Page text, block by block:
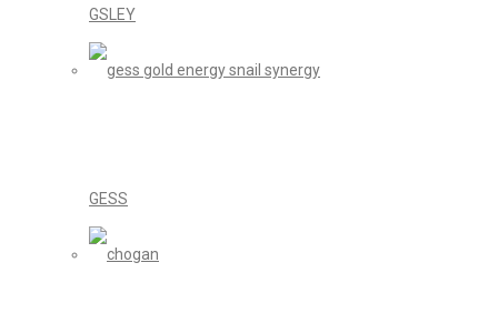
GSLEY
GESS